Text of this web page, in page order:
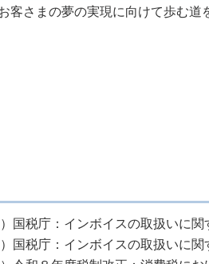
客さまの夢の実現に向けて歩む道
）国税庁：インボイスの取扱いに関
）国税庁：インボイスの取扱いに関